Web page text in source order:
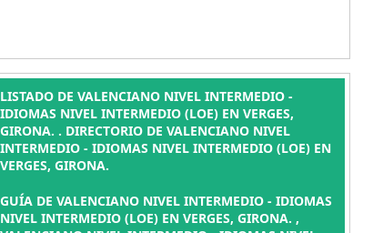
LISTADO DE VALENCIANO NIVEL INTERMEDIO -
IDIOMAS NIVEL INTERMEDIO (LOE) EN VERGES,
GIRONA. . DIRECTORIO DE VALENCIANO NIVEL
INTERMEDIO - IDIOMAS NIVEL INTERMEDIO (LOE) EN
VERGES, GIRONA.
GUÍA DE VALENCIANO NIVEL INTERMEDIO - IDIOMAS
NIVEL INTERMEDIO (LOE) EN VERGES, GIRONA. ,